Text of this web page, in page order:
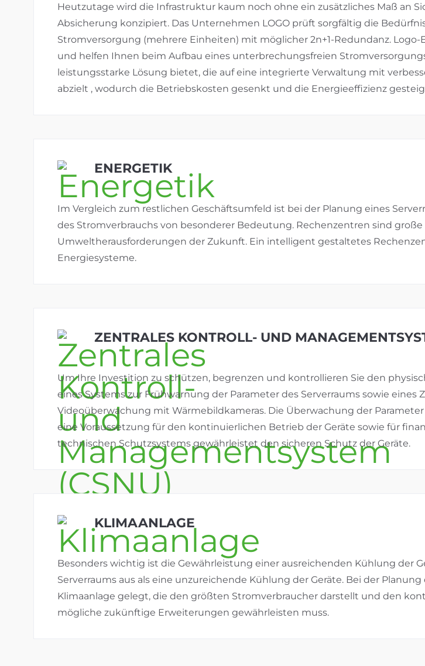
Heutzutage wird die Infrastruktur kaum noch ohne ein zusätzliches Maß an
Absicherung konzipiert. Das Unternehmen LOGO prüft sorgfältig die
Stromversorgung (mehrere Einheiten) mit möglicher 2n+1-Redundanz.
und helfen Ihnen beim Aufbau eines unterbrechungsfreien
leistungsstarke Lösung bietet, die auf eine integrierte Verwaltung mit
abzielt , wodurch die Betriebskosten gesenkt und die Energieeffizienz
ENERGETIK
Im Vergleich zum restlichen Geschäftsumfeld ist bei der Planung eines
des Stromverbrauchs von besonderer Bedeutung. Rechenzentren sind
Umweltherausforderungen der Zukunft. Ein intelligent gestaltetes
Energiesysteme.
ZENTRALES KONTROLL- UND
Um Ihre Investition zu schützen, begrenzen und kontrollieren Sie den
eines Systems zur Frühwarnung der Parameter des Serverraums sowie
Videoüberwachung mit Wärmebildkameras. Die Überwachung der
eine Voraussetzung für den kontinuierlichen Betrieb der Geräte sowie für
technischen Schutzsystems gewährleistet den sicheren Schutz der Geräte.
KLIMAANLAGE
Besonders wichtig ist die Gewährleistung einer ausreichenden Kühlung der
Serverraums aus als eine unzureichende Kühlung der Geräte. Bei der
Klimaanlage gelegt, die den größten Stromverbraucher darstellt und den
mögliche zukünftige Erweiterungen gewährleisten muss.